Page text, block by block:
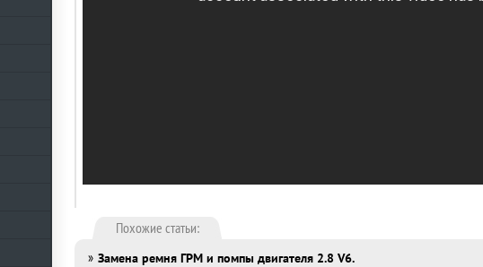
Похожие статьи:
» Замена ремня ГРМ и помпы двигателя 2.8 V6.